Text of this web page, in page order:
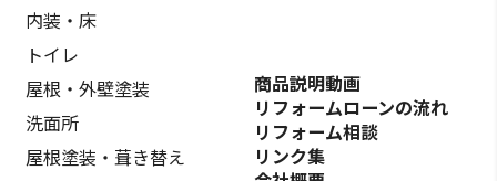
内装・床
トイレ
屋根・外壁塗装
洗面所
屋根塗装・葺き替え
商品説明動画
リフォームローンの流れ
リフォーム相談
リンク集